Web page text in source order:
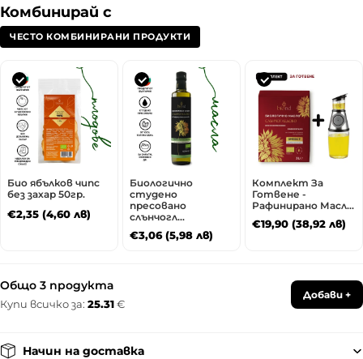
л
н
и
п
р
о
д
у
к
т
и
B
n
d
Комбинирай с
ЧЕСТО КОМБИНИРАНИ ПРОДУКТИ
Био ябълков чипс
без захар 50гр.
€2,35 (4,60 лв)
Биологично
студено
пресовано
слънчогл...
€3,06 (5,98 лв)
Комплект За
Готвене -
Рафинирано Масл...
€19,90 (38,92 лв)
Общо 3 продукта
Купи всичко за: 25.31€
Добави +
Начин на доставка